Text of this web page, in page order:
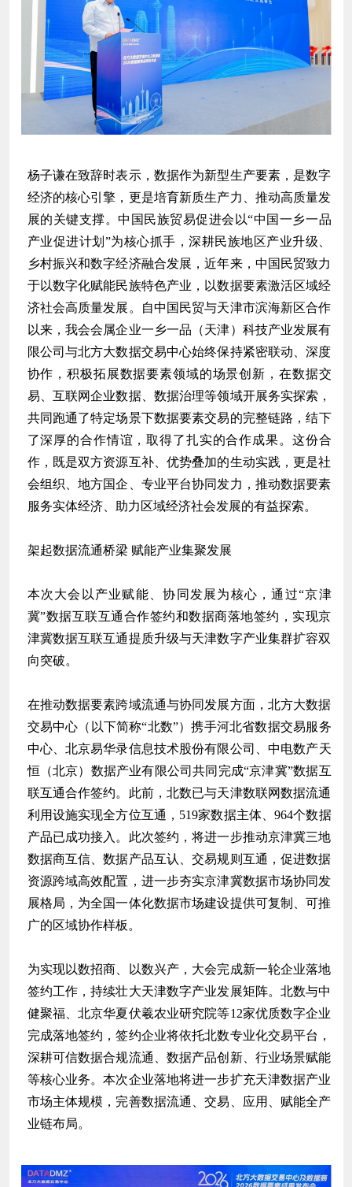
杨子谦在致辞时表示，数据作为新型生产要素，是数字
经济的核心引擎，更是培育新质生产力、推动高质量发
展的关键支撑。中国民族贸易促进会以“中国一乡一品
产业促进计划”为核心抓手，深耕民族地区产业升级、
乡村振兴和数字经济融合发展，近年来，中国民贸致力
于以数字化赋能民族特色产业，以数据要素激活区域经
济社会高质量发展。自中国民贸与天津市滨海新区合作
以来，我会会属企业一乡一品（天津）科技产业发展有
限公司与北方大数据交易中心始终保持紧密联动、深度
协作，积极拓展数据要素领域的场景创新，在数据交
易、互联网企业数据、数据治理等领域开展务实探索，
共同跑通了特定场景下数据要素交易的完整链路，结下
了深厚的合作情谊，取得了扎实的合作成果。这份合
作，既是双方资源互补、优势叠加的生动实践，更是社
会组织、地方国企、专业平台协同发力，推动数据要素
服务实体经济、助力区域经济社会发展的有益探索。
架起数据流通桥梁 赋能产业集聚发展
本次大会以产业赋能、协同发展为核心，通过“京津
冀”数据互联互通合作签约和数据商落地签约，实现京
津冀数据互联互通提质升级与天津数字产业集群扩容双
向突破。
在推动数据要素跨域流通与协同发展方面，北方大数据
交易中心（以下简称“北数”）携手河北省数据交易服务
中心、 北京易华录信息技术股份有限公司 、中电数产天
恒（北京）数据产业有限公司共同完成“京津冀”数据互
联互通合作签约。此前，北数已与天津数联网数据流通
利用设施实现全方位互通，519家数据主体、964个数据
产品已成功接入。此次签约，将进一步推动京津冀三地
数据商互信、数据产品互认、交易规则互通，促进数据
资源跨域高效配置，进一步夯实京津冀数据市场协同发
展格局，为全国一体化数据市场建设提供可复制、可推
广的区域协作样板。
为实现以数招商、以数兴产，大会完成新一轮企业落地
签约工作，持续壮大天津数字产业发展矩阵。北数与中
健聚福、北京华夏伏羲农业研究院等12家优质数字企业
完成落地签约，签约企业将依托北数专业化交易平台，
深耕可信数据合规流通、数据产品创新、行业场景赋能
等核心业务。本次企业落地将进一步扩充天津数据产业
市场主体规模，完善数据流通、交易、应用、赋能全产
业链布局。